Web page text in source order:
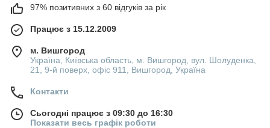
97% позитивних з 60 відгуків за рік
Працює з 15.12.2009
м. Вишгород
Україна, Київська область, м. Вишгород, вул. Шолуденка,
21, 9-й поверх, офіс 911, Вишгород, Україна
Контакти
Сьогодні працює з 09:30 до 16:30
Показати весь графік роботи